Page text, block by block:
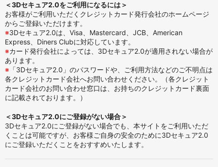
＜3Dセキュア2.0をご利用になるには＞
お客様がご利用いただくクレジットカード発行会社のホームページ
からご登録いただけます。
※3Dセキュア2.0は、Visa、Mastercard、JCB、American
Express、Diners Clubに対応しています。
※カード発行会社によっては、3Dセキュア2.0が適用されない場合が
あります。
※ 「3Dセキュア2.0」のパスワードや、ご利用方法などのご不明点は
各クレジットカード会社へお問い合わせください。（各クレジット
カード会社のお問い合わせ窓口は、お持ちのクレジットカード裏面
に記載されております。）
＜3Dセキュア2.0にご登録がない場合＞
3Dセキュア2.0にご登録がない場合でも、本サイトをご利用いただ
くことは可能ですが、お客様ご自身の安全のために3Dセキュア2.0
にご登録いただくことをおすすめいたします。